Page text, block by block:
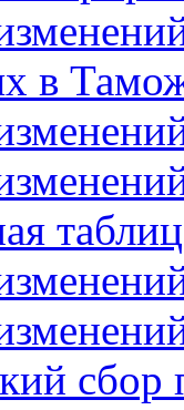
в
сбор